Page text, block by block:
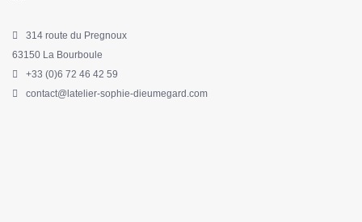
314 route du Pregnoux
63150 La Bourboule
+33 (0)6 72 46 42 59
contact@latelier-sophie-dieumegard.com